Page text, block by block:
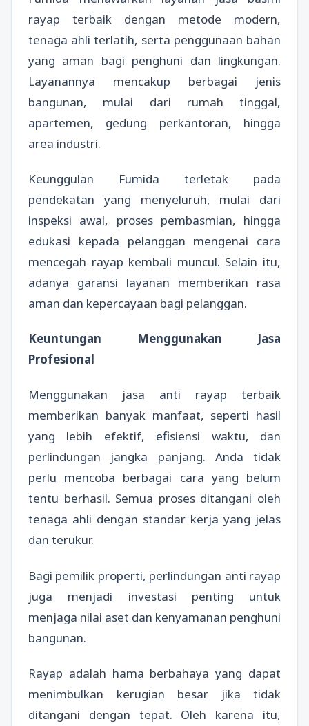
rayap terbaik dengan metode modern,
tenaga ahli terlatih, serta penggunaan bahan
yang aman bagi penghuni dan lingkungan.
Layanannya mencakup berbagai jenis
bangunan, mulai dari rumah tinggal,
apartemen, gedung perkantoran, hingga
area industri.
Keunggulan Fumida terletak pada
pendekatan yang menyeluruh, mulai dari
inspeksi awal, proses pembasmian, hingga
edukasi kepada pelanggan mengenai cara
mencegah rayap kembali muncul. Selain itu,
adanya garansi layanan memberikan rasa
aman dan kepercayaan bagi pelanggan.
Keuntungan Menggunakan Jasa
Profesional
Menggunakan jasa anti rayap terbaik
memberikan banyak manfaat, seperti hasil
yang lebih efektif, efisiensi waktu, dan
perlindungan jangka panjang. Anda tidak
perlu mencoba berbagai cara yang belum
tentu berhasil. Semua proses ditangani oleh
tenaga ahli dengan standar kerja yang jelas
dan terukur.
Bagi pemilik properti, perlindungan anti rayap
juga menjadi investasi penting untuk
menjaga nilai aset dan kenyamanan penghuni
bangunan.
Rayap adalah hama berbahaya yang dapat
menimbulkan kerugian besar jika tidak
ditangani dengan tepat. Oleh karena itu,